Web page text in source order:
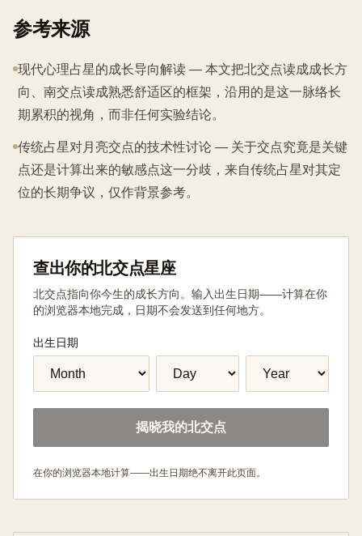
参考来源
现代心理占星的成长导向解读 — 本文把北交点读成成长方
向、南交点读成熟悉舒适区的框架，沿用的是这一脉络长
期累积的视角，而非任何实验结论。
传统占星对月亮交点的技术性讨论 — 关于交点究竟是关键
点还是计算出来的敏感点这一分歧，来自传统占星对其定
位的长期争议，仅作背景参考。
查出你的北交点星座
北交点指向你今生的成长方向。输入出生日期——计算在你
的浏览器本地完成，日期不会发送到任何地方。
出生日期
揭晓我的北交点
在你的浏览器本地计算——出生日期绝不离开此页面。